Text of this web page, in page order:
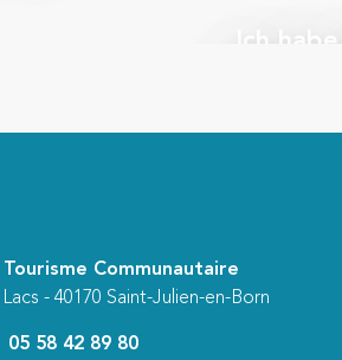
Ich
Communautaire
- 40170 Saint-Julien-en-Born
05 58 42 89 80